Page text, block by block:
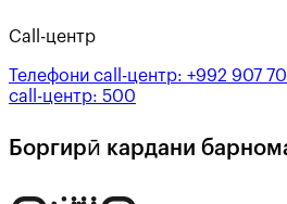
Call-центр
Телефони call-центр: +992 907
call-центр: 500
Боргирӣ кардани